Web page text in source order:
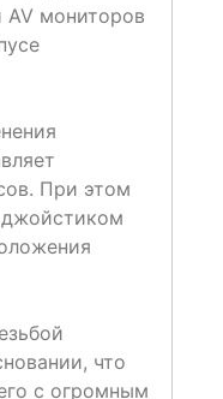
AV мониторов
При этом
что
с огромным